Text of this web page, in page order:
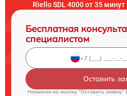
Riello SDL 4000 от 35 минут
Бесплатная
специалистом
Оставить
Нажимая на кнопку "Оставить заявку"